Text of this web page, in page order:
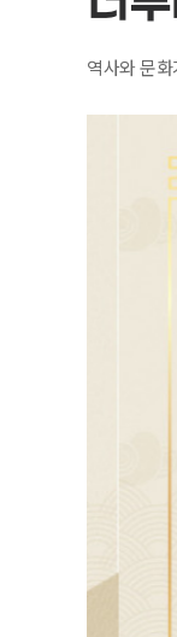
역사와 문